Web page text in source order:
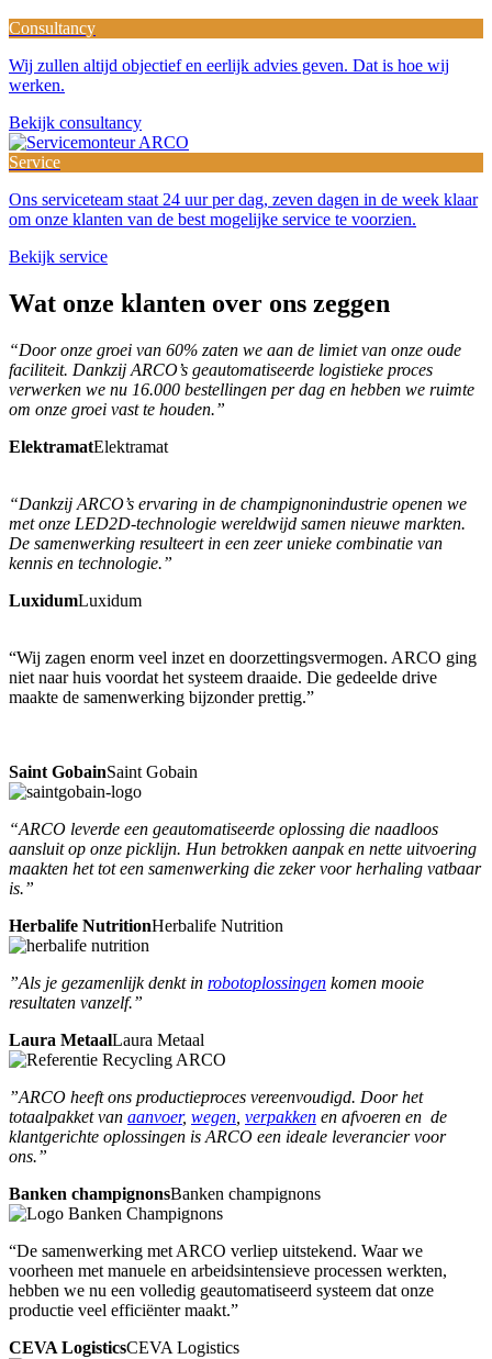
Consultancy
Wij zullen altijd objectief en eerlijk advies geven. Dat is hoe wij
werken.
Bekijk consultancy
Service
Ons serviceteam staat 24 uur per dag, zeven dagen in de week klaar
om onze klanten van de best mogelijke service te voorzien.
Bekijk service
Wat onze klanten over ons zeggen
“Door onze groei van 60% zaten we aan de limiet van onze oude
faciliteit. Dankzij ARCO’s geautomatiseerde logistieke proces
verwerken we nu 16.000 bestellingen per dag en hebben we ruimte
om onze groei vast te houden.”
ElektramatElektramat
“Dankzij ARCO’s ervaring in de champignonindustrie openen we
met onze LED2D-technologie wereldwijd samen nieuwe markten.
De samenwerking resulteert in een zeer unieke combinatie van
kennis en technologie.”
LuxidumLuxidum
“Wij zagen enorm veel inzet en doorzettingsvermogen. ARCO ging
niet naar huis voordat het systeem draaide. Die gedeelde drive
maakte de samenwerking bijzonder prettig.”
Saint GobainSaint Gobain
“ARCO leverde een geautomatiseerde oplossing die naadloos
aansluit op onze picklijn. Hun betrokken aanpak en nette uitvoering
maakten het tot een samenwerking die zeker voor herhaling vatbaar
is.”
Herbalife NutritionHerbalife Nutrition
”Als je gezamenlijk denkt in robotoplossingen komen mooie
resultaten vanzelf.”
Laura MetaalLaura Metaal
”ARCO heeft ons productieproces vereenvoudigd. Door het
totaalpakket van aanvoer, wegen verpakken en afvoeren en de
klantgerichte oplossingen is ARCO een ideale leverancier voor
ons.”
Banken champignonsBanken champignons
“De samenwerking met ARCO verliep uitstekend. Waar we
voorheen met manuele en arbeidsintensieve processen werkten,
hebben we nu een volledig geautomatiseerd systeem dat onze
productie veel efficiënter maakt.”
CEVA LogisticsCEVA Logistics